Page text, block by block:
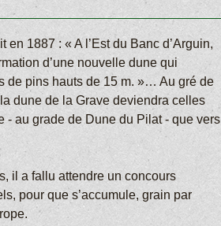
1887 : « A l’Est du Banc d’Arguin,
d’une nouvelle dune qui
de pins hauts de 15 m. »… Au gré de
dune de la Grave deviendra celles
- au grade de Dune du Pilat - que vers
il a fallu attendre un concours
pour que s’accumule, grain par